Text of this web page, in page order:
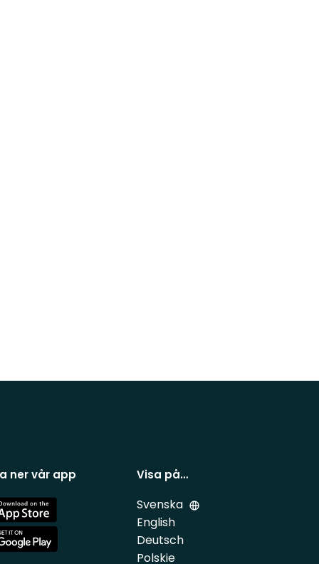
ner vår app Visa på…
Svenska
English
Deutsch
Polskie